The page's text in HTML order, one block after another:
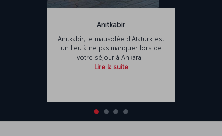
Anıtkabir
Anıtkabir, le mausolée d’Atatürk est
un lieu à ne pas manquer lors de
votre séjour à Ankara !
Lire la suite